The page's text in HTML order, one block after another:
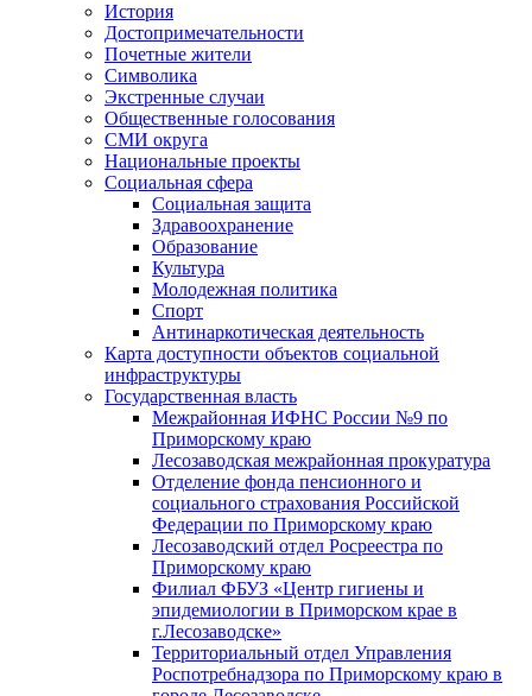
История
Достопримечательности
Почетные жители
Символика
Экстренные случаи
Общественные голосования
СМИ округа
Национальные проекты
Социальная сфера
Социальная защита
Здравоохранение
Образование
Культура
Молодежная политика
Спорт
Антинаркотическая деятельность
Карта доступности объектов социальной
инфраструктуры
Государственная власть
Межрайонная ИФНС России №9 по
Приморскому краю
Лесозаводская межрайонная прокуратура
Отделение фонда пенсионного и
социального страхования Российской
Федерации по Приморскому краю
Лесозаводский отдел Росреестра по
Приморскому краю
Филиал ФБУЗ «Центр гигиены и
эпидемиологии в Приморском крае в
г.Лесозаводске»
Территориальный отдел Управления
Роспотребнадзора по Приморскому краю в